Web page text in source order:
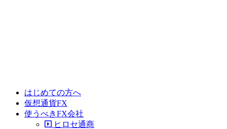
はじめての方へ
仮想通貨FX
使うべきFX会社
ヒロセ通商